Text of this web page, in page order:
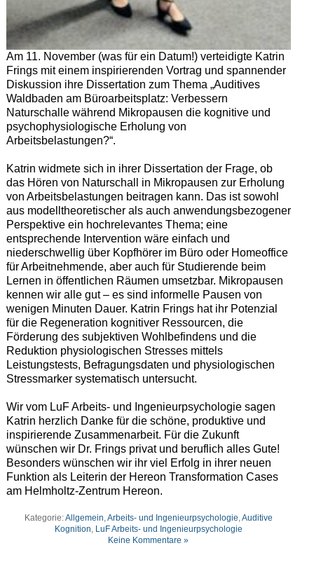
Am 11. November (was für ein Datum!) verteidigte Katrin
Frings mit einem inspirierenden Vortrag und spannender
Diskussion ihre Dissertation zum Thema „Auditives
Waldbaden am Büroarbeitsplatz: Verbessern
Naturschalle während Mikropausen die kognitive und
psychophysiologische Erholung von
Arbeitsbelastungen?“.
Katrin widmete sich in ihrer Dissertation der Frage, ob
das Hören von Naturschall in Mikropausen zur Erholung
von Arbeitsbelastungen beitragen kann. Das ist sowohl
aus modelltheoretischer als auch anwendungsbezogener
Perspektive ein hochrelevantes Thema; eine
entsprechende Intervention wäre einfach und
niederschwellig über Kopfhörer im Büro oder Homeoffice
für Arbeitnehmende, aber auch für Studierende beim
Lernen in öffentlichen Räumen umsetzbar. Mikropausen
kennen wir alle gut – es sind informelle Pausen von
wenigen Minuten Dauer. Katrin Frings hat ihr Potenzial
für die Regeneration kognitiver Ressourcen, die
Förderung des subjektiven Wohlbefindens und die
Reduktion physiologischen Stresses mittels
Leistungstests, Befragungsdaten und physiologischen
Stressmarker systematisch untersucht.
Wir vom LuF Arbeits- und Ingenieurpsychologie sagen
Katrin herzlich Danke für die schöne, produktive und
inspirierende Zusammenarbeit. Für die Zukunft
wünschen wir Dr. Frings privat und beruflich alles Gute!
Besonders wünschen wir ihr viel Erfolg in ihrer neuen
Funktion als Leiterin der Hereon Transformation Cases
am Helmholtz-Zentrum Hereon.
Kategorie:Allgemein,Arbeits- und Ingenieurpsychologie,Auditive
Kognition, LuF Arbeits- und Ingenieurpsychologie
Keine Kommentare »